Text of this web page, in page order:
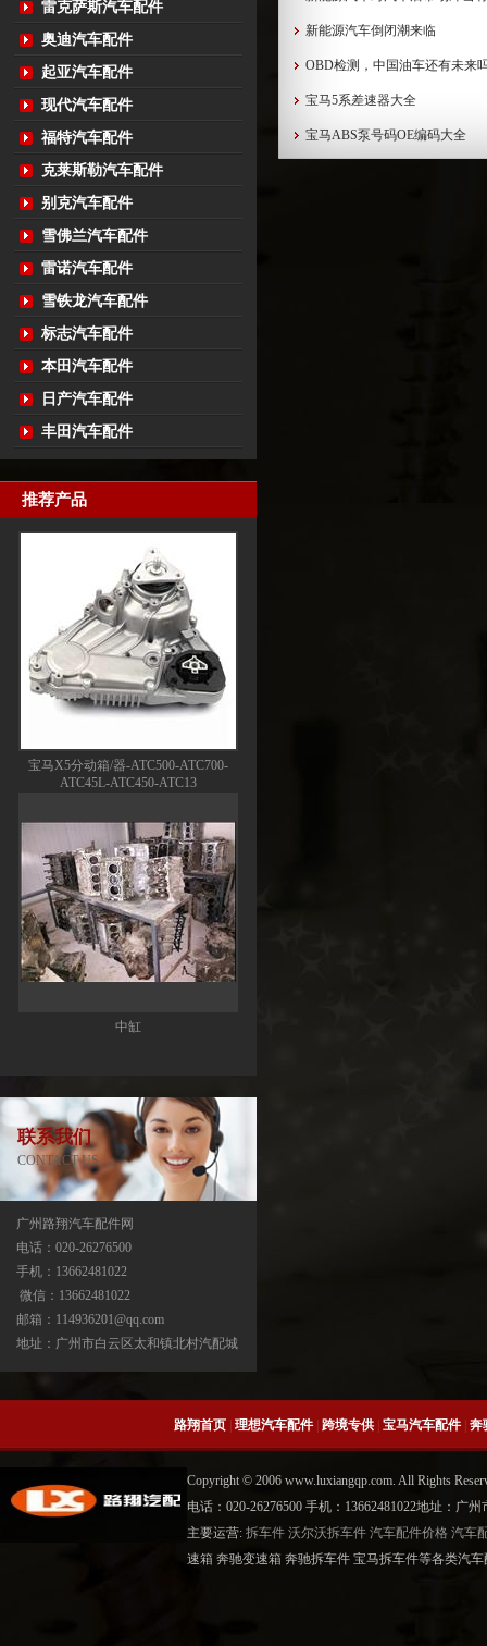
雷克萨斯汽车配件
奥迪汽车配件
起亚汽车配件
现代汽车配件
福特汽车配件
克莱斯勒汽车配件
别克汽车配件
雪佛兰汽车配件
雷诺汽车配件
雪铁龙汽车配件
标志汽车配件
本田汽车配件
日产汽车配件
丰田汽车配件
推荐产品
宝马X5分动箱/器-ATC500-ATC700-
ATC45L-ATC450-ATC13
中缸
曲轴
宝马X3分动箱/器ATC13-ATC450-ATC45L-
联系我们
CONTACT US
广州路翔汽车配件网
电话：020-26276500
手机：13662481022
微信：13662481022
邮箱：114936201@qq.com
地址：广州市白云区太和镇北村汽配城
新能源汽车倒闭潮来临
OBD检测，中国油车还有未来
宝马5系差速器大全
宝马ABS泵号码OE编码大全
路翔首页 理想汽车配件 跨境专供 宝马汽车配件 奔
Copyright © 2006 www.luxiangqp.com. All Rights
电话：020-26276500 手机：13662481022地址：广
主要运营: 拆车件 沃尔沃拆车件 汽车配件价格 汽车
速箱 奔驰变速箱 奔驰拆车件 宝马拆车件等各类汽车